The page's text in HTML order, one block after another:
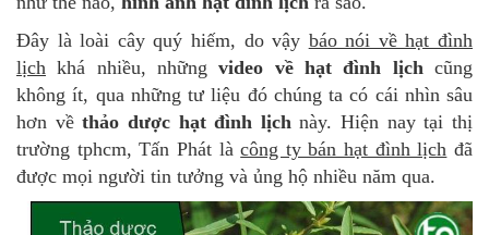
Đây là loài cây quý hiếm, do vậy báo nói về hạt đình
lịch khá nhiều, nhữngvideo về hạt đình lịchcũng
không ít, qua những tư liệu đó chúng ta có cái nhìn sâu
hơn vềthảo dược hạt đình lịchnày. Hiện nay tại thị
trường tphcm, Tấn Phát làcông ty bán hạt đình lịch đã
được mọi người tin tưởng và ủng hộ nhiều năm qua.